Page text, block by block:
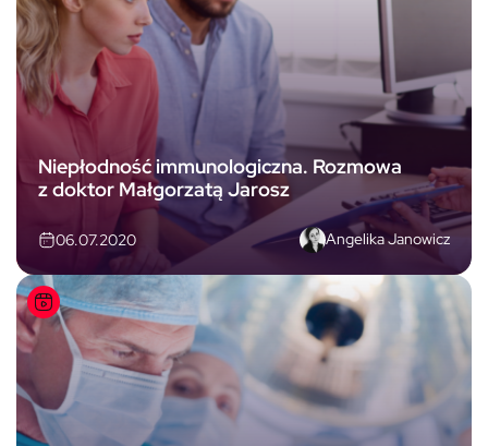
Niepłodność immunologiczna. Rozmowa
z doktor Małgorzatą Jarosz
06.07.2020 Angelika Janowicz